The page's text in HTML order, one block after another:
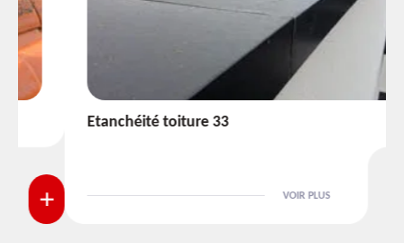
Etanchéité toiture 33
VOIR PLUS